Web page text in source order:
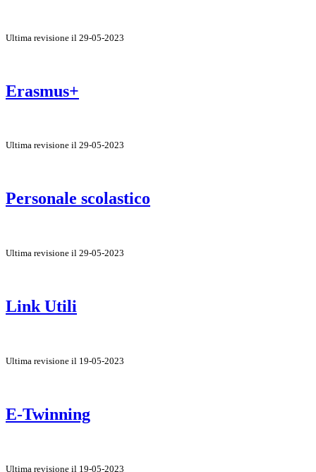
Ultima revisione il 29-05-2023
Erasmus+
Ultima revisione il 29-05-2023
Personale scolastico
Ultima revisione il 29-05-2023
Link Utili
Ultima revisione il 19-05-2023
E-Twinning
Ultima revisione il 19-05-2023